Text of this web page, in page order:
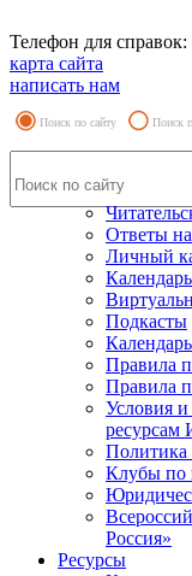
Телефон для
карта сайта
написать нам
Поиск по сайту Поиск
Ответы
Личный
Подкасты
Правила
Правила
Условия и
ресурсам
Политика
Клубы по
Россия»
Ресурсы